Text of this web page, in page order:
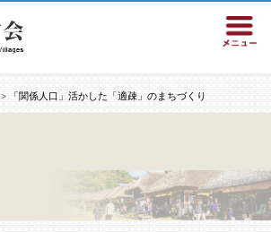
> 「関係人口」活かした「適疎」のまちづくり